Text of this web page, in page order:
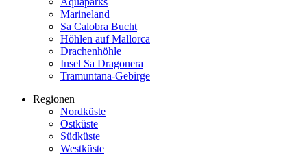
Marineland
Sa Calobra Bucht
Höhlen auf Mallorca
Drachenhöhle
Insel Sa Dragonera
Tramuntana-Gebirge
Regionen
Nordküste
Ostküste
Südküste
Westküste